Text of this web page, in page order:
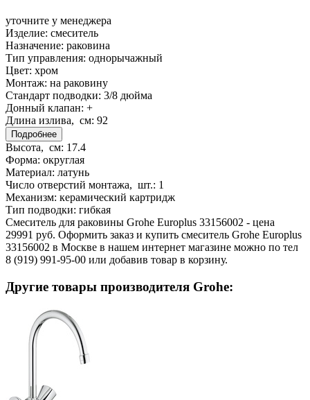
уточните у менеджера
Изделие: смеситель
Назначение: раковина
Тип управления: однорычажный
Цвет: хром
Монтаж: на раковину
Стандарт подводки: 3/8 дюйма
Донный клапан: +
Длина излива, см: 92
Подробнее
Высота, см: 17.4
Форма: округлая
Материал: латунь
Число отверстий монтажа, шт.: 1
Механизм: керамический картридж
Тип подводки: гибкая
Смеситель для раковины Grohe Europlus 33156002 - цена
29991 руб. Оформить заказ и купить смеситель Grohe Europlus
33156002 в Москве в нашем интернет магазине можно по тел
8 (919) 991-95-00 или добавив товар в корзину.
Другие товары производителя Grohe: